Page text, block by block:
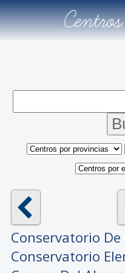
Conservatorio
Conservatorio